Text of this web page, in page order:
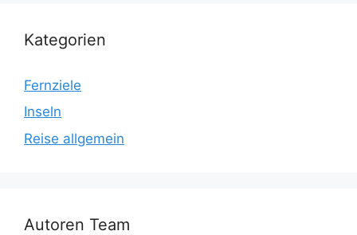
Kategorien
Fernziele
Inseln
Reise allgemein
Autoren Team